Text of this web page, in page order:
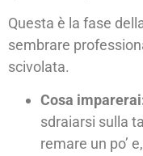
Questa è la fase
sembrare
scivolata.
Cosa
sdraiarsi sulla
remare un po’